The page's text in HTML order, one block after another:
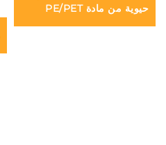
حيوية من مادة PE/PET